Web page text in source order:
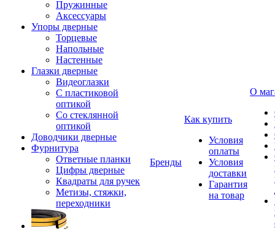
Пружинные
Аксессуары
Упоры дверные
Торцевые
Напольные
Настенные
Глазки дверные
Видеоглазки
С пластиковой
оптикой
Со стеклянной
оптикой
Доводчики дверные
Фурнитура
Ответные планки
Цифры дверные
Квадраты для ручек
Метизы, стяжки,
переходники
Бренды
Как купить
Условия
оплаты
Условия
доставки
Гарантия
на товар
О